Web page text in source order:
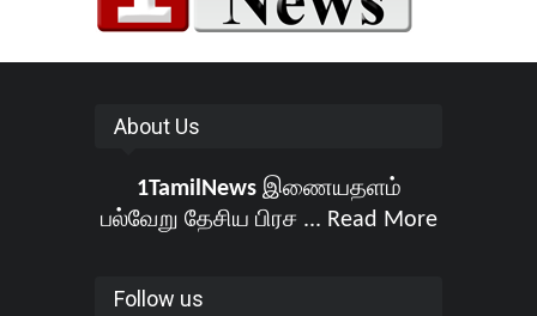
About Us
1TamilNewsஇணையதளம்
பல்வேறு தேசிய பிரச ... Read More
Follow us